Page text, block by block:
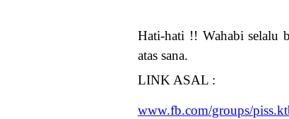
Hati-hati !! Wahabi selalu
atas sana.
LINK ASAL :
www.fb.com/groups/